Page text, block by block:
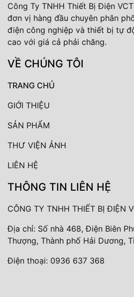
Công Ty TNHH Thiết Bị Điện
đơn vị hàng đầu chuyên phân
điện công nghiệp và thiết bị tự
cao với giá cả phải chăng.
VỀ CHÚNG TÔI
TRANG CHỦ
GIỚI THIỆU
SẢN PHẨM
THƯ VIỆN ẢNH
LIÊN HỆ
THÔNG TIN LIÊN HỆ
CÔNG TY TNHH THIẾT BỊ ĐIỆN
Địa chỉ: Số nhà 468, Điện Biên
Thượng, Thành phố Hải Dương,
Điện thoại: 0936 637 368